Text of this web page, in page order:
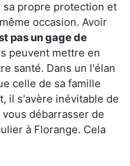
sa propre protection et
occasion. Avoir
pas un gage de
peuvent mettre en
santé. Dans un l'élan
celle de sa famille
il s'avère inévitable de
débarrasser de
à Florange. Cela